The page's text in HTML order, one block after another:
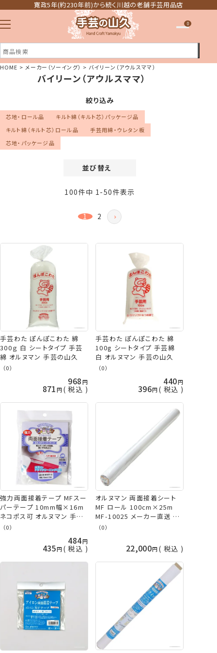
寛政5年(約230年前)から続く川越の老舗手芸用品店
注文履歴
ほしい物リスト
0
HOME メーカー（ソーイング） バイリーン（アウルスママ）
バイリーン（アウルスママ）
絞り込み
芯地・ロール品
キルト綿（キルト芯）パッケージ品
キルト綿（キルト芯）ロール品
手芸用綿・ウレタン板
芯地・パッケージ品
並び替え
価格が高い順
登録順
レビュー順
100件中 1 -50件表示
1 2
手芸わた ぽんぽこわた 綿
300ｇ 白 シートタイプ 手芸
綿 オルヌマン 手芸の山久
（0）
968
871 税込
手芸わた ぽんぽこわた 綿
100g シートタイプ 手芸綿
白 オルヌマン 手芸の山久
（0）
440
396 税込
強力両面接着テープ MFスー
パーテープ 10mm幅×16m
ネコポス可 オルヌマン 手芸
の山久
（0）
484
435 税込
オルヌマン 両面接着シート
MF ロール 100cm×25m
MF-10025 メーカー直送 代
引不可 日時指定不可 バイリ
（0）
22,000 税込